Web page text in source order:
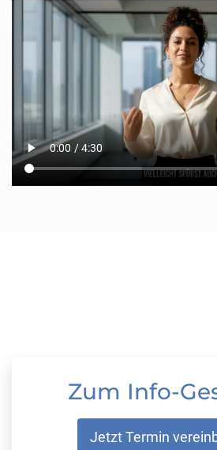
Zum Info-
Jetzt Termin